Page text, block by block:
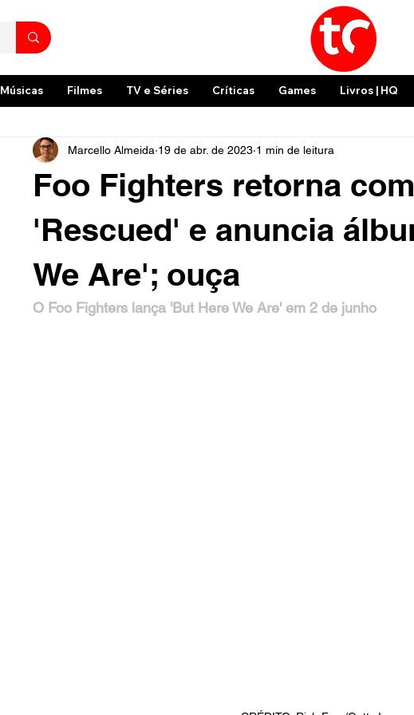
Músicas Filmes TV e Séries Críticas Games Livros | HQ
Foo Fighters retorna
'Rescued' e anuncia
We Are'; ouça
Marcello Almeida 19 de abr. de 2023 1 min de leitura
O Foo Fighters lança 'But Here We Are' em 2 de junho